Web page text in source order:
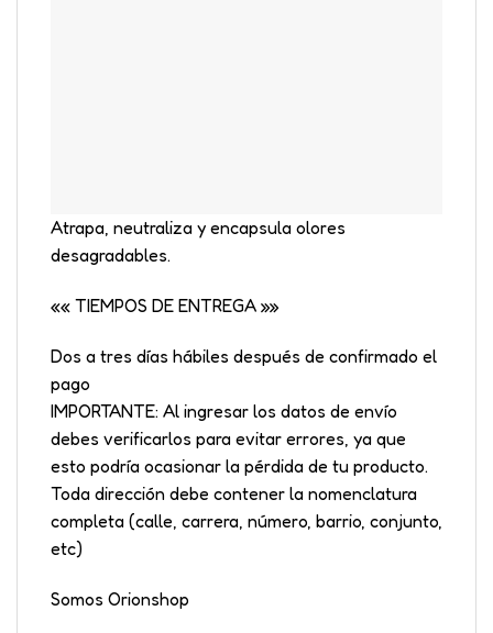
Atrapa, neutraliza y encapsula olores
desagradables.
«« TIEMPOS DE ENTREGA »»
Dos a tres días hábiles después de confirmado el
pago
IMPORTANTE: Al ingresar los datos de envío
debes verificarlos para evitar errores, ya que
esto podría ocasionar la pérdida de tu producto.
Toda dirección debe contener la nomenclatura
completa (calle, carrera, número, barrio, conjunto,
etc)
Somos Orionshop